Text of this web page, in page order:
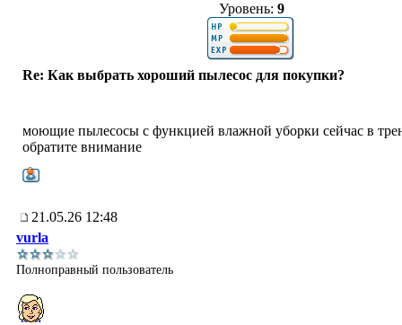
Уровень: 9
Re: Как выбрать хороший пылесос для покупки?
моющие пылесосы с функцией влажной уборки сейчас в
обратите внимание
21.05.26 12:48
vurla
Полноправный пользователь